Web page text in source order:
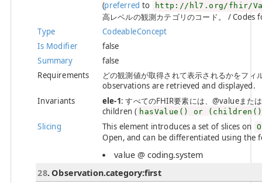
(preferred to http://hl7.org/fhir/
高レベルの観測カテゴリのコード。 /
Type
CodeableConcept
Is Modifier
false
Summary
false
Requirements
どの観測値が取得されて表示されるかをフ
observations are retrieved and displayed.
Invariants
ele-1: すべてのFHIR要素には、@valueま
children ( hasValue() or
Slicing This element introduces a set of slices on
Open, and can be differentiated using the
value @ coding.system
28. Observation.category:first